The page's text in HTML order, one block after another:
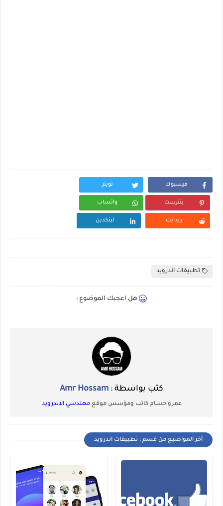
فيسبوك تويتر
بنترست واتساب
ريدايت لينكدين
تطبيقات اندرويد
هل اعجبك الموضوع :
كتب بواسطة : Amr Hossam
عمرو حسام كاتب ومؤسس موقعمهندسي الاندرويد
أخر المواضيع من قسم : تطبيقات اندرويد